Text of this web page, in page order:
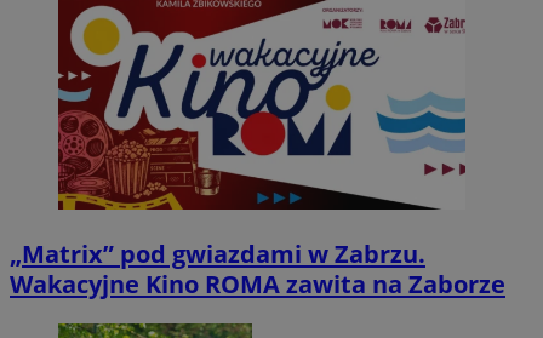
„Matrix” pod gwiazdami w Zabrzu.
Wakacyjne Kino ROMA zawita na Zaborze